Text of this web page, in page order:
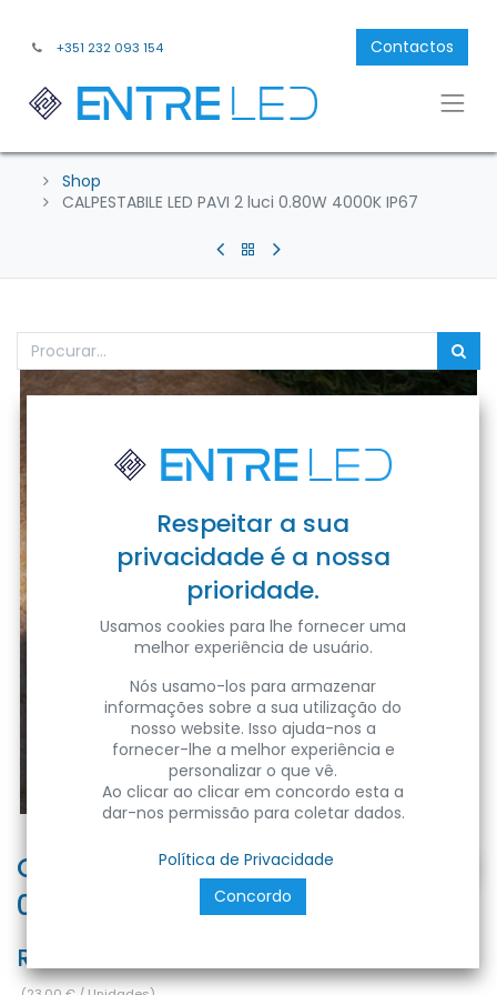
+351 232 093 154 Contactos
Shop
CALPESTABILE LED PAVI 2 luci 0.80W 4000K IP67
CALPESTABILE LED PAVI 2 luci
0.80W 4000K IP67
Ref:
Respeitar a sua
privacidade é a nossa
prioridade.
Usamos cookies para lhe fornecer uma
melhor experiência de usuário.
Nós usamo-los para armazenar
informações sobre a sua utilização do
nosso website. Isso ajuda-nos a
fornecer-lhe a melhor experiência e
personalizar o que vê.
Ao clicar ao clicar em concordo esta a
dar-nos permissão para coletar dados.
Política de Privacidade
Concordo